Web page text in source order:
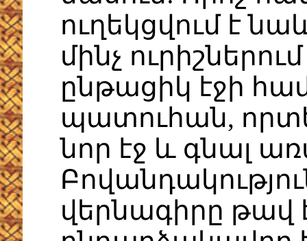
ուղեկցվում է
մինչ
ընթացիկ էջի
պատուհան,
նոր էջ և գնալ
վերնագիրը թավ